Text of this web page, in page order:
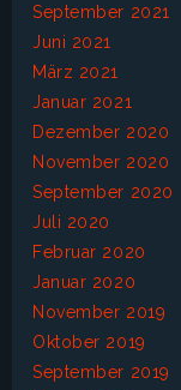
September 2021
Juni 2021
März 2021
Januar 2021
Dezember 2020
November 2020
September 2020
Juli 2020
Februar 2020
Januar 2020
November 2019
Oktober 2019
September 2019